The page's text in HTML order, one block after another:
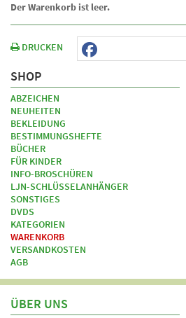
Der Warenkorb ist leer.
DRUCKEN
SHOP
ABZEICHEN
NEUHEITEN
BEKLEIDUNG
BESTIMMUNGSHEFTE
BÜCHER
FÜR KINDER
INFO-BROSCHÜREN
LJN-SCHLÜSSELANHÄNGER
SONSTIGES
DVDS
KATEGORIEN
WARENKORB
VERSANDKOSTEN
AGB
ÜBER UNS